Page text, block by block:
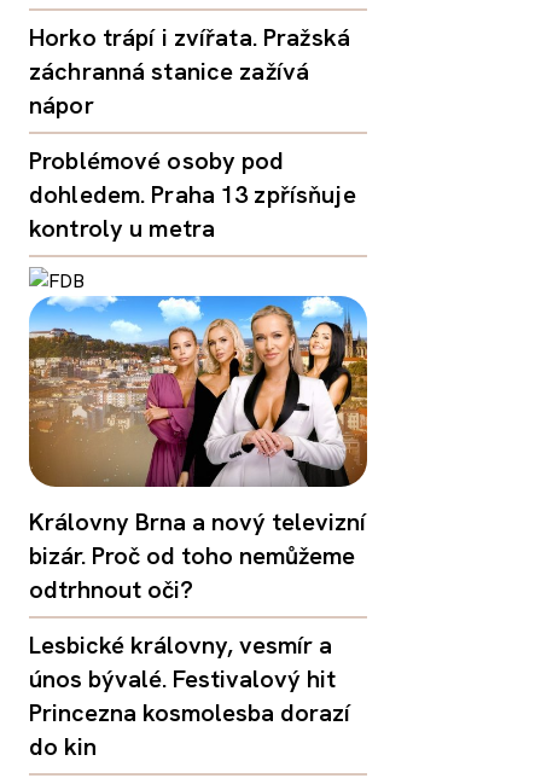
Horko trápí i zvířata. Pražská
záchranná stanice zažívá
nápor
Problémové osoby pod
dohledem. Praha 13 zpřísňuje
kontroly u metra
Královny Brna a nový televizní
bizár. Proč od toho nemůžeme
odtrhnout oči?
Lesbické královny, vesmír a
únos bývalé. Festivalový hit
Princezna kosmolesba dorazí
do kin